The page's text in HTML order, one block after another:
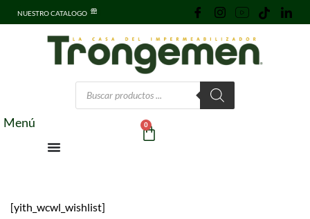
NUESTRO CATALOGO
Menú 0
[yith_wcwl_wishlist]